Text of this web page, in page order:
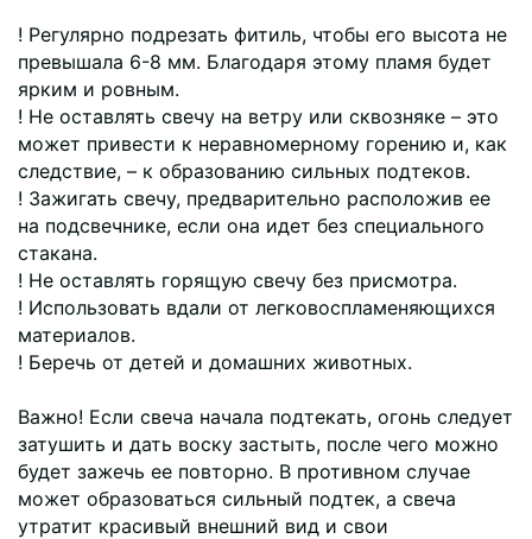
! Регулярно подрезать фитиль, чтобы его высота не
превышала 6-8 мм. Благодаря этому пламя будет
ярким и ровным.
! Не оставлять свечу на ветру или сквозняке – это
может привести к неравномерному горению и, как
следствие, – к образованию сильных подтеков.
! Зажигать свечу, предварительно расположив ее
на подсвечнике, если она идет без специального
стакана.
! Не оставлять горящую свечу без присмотра.
! Использовать вдали от легковоспламеняющихся
материалов.
! Беречь от детей и домашних животных.
Важно! Если свеча начала подтекать, огонь следует
затушить и дать воску застыть, после чего можно
будет зажечь ее повторно. В противном случае
может образоваться сильный подтек, а свеча
утратит красивый внешний вид и свои